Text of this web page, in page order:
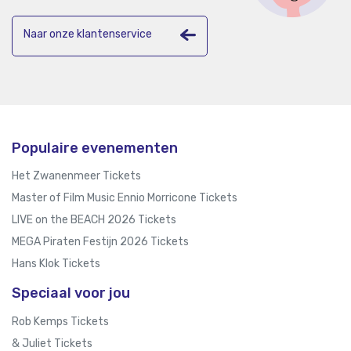
Naar onze klantenservice
Populaire evenementen
Het Zwanenmeer Tickets
Master of Film Music Ennio Morricone Tickets
LIVE on the BEACH 2026 Tickets
MEGA Piraten Festijn 2026 Tickets
Hans Klok Tickets
Speciaal voor jou
Rob Kemps Tickets
& Juliet Tickets